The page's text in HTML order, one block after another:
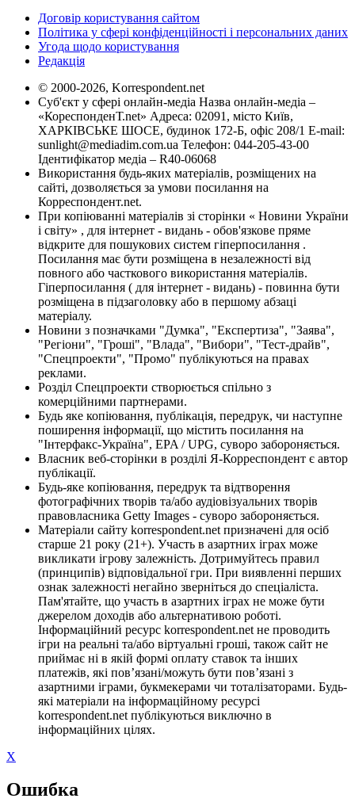
Договір користування сайтом
Політика у сфері конфіденційності і персональних даних
Угода щодо користування
Редакція
© 2000-2026, Korrespondent.net
Суб'єкт у сфері онлайн-медіа Назва онлайн-медіа –
«КореспонденТ.net» Адреса: 02091, місто Київ,
ХАРКІВСЬКЕ ШОСЕ, будинок 172-Б, офіс 208/1 E-mail:
sunlight@mediadim.com.ua Телефон: 044-205-43-00
Ідентифікатор медіа – R40-06068
Використання будь-яких матеріалів, розміщених на
сайті, дозволяється за умови посилання на
Корреспондент.net.
При копіюванні матеріалів зі сторінки « Новини України
і світу» , для інтернет - видань - обов'язкове пряме
відкрите для пошукових систем гіперпосилання .
Посилання має бути розміщена в незалежності від
повного або часткового використання матеріалів.
Гіперпосилання ( для інтернет - видань) - повинна бути
розміщена в підзаголовку або в першому абзаці
матеріалу.
Новини з позначками "Думка", "Експертиза", "Заява",
"Регіони", "Гроші", "Влада", "Вибори", "Тест-драйв",
"Спецпроекти", "Промо" публікуються на правах
реклами.
Розділ Спецпроекти створюється спільно з
комерційними партнерами.
Будь яке копіювання, публікація, передрук, чи наступне
поширення інформації, що містить посилання на
"Інтерфакс-Україна", EPA / UPG, суворо забороняється.
Власник веб-сторінки в розділі Я-Корреспондент є автор
публікації.
Будь-яке копіювання, передрук та відтворення
фотографічних творів та/або аудіовізуальних творів
правовласника Getty Images - суворо забороняється.
Матеріали сайту korrespondent.net призначені для осіб
старше 21 року (21+). Участь в азартних іграх може
викликати ігрову залежність. Дотримуйтесь правил
(принципів) відповідальної гри. При виявленні перших
ознак залежності негайно зверніться до спеціаліста.
Пам'ятайте, що участь в азартних іграх не може бути
джерелом доходів або альтернативою роботі.
Інформаційний ресурс korrespondent.net не проводить
ігри на реальні та/або віртуальні гроші, також сайт не
приймає ні в якій формі оплату ставок та інших
платежів, які пов’язані/можуть бути пов’язані з
азартними іграми, букмекерами чи тоталізаторами. Будь-
які матеріали на інформаційному ресурсі
korrespondent.net публікуються виключно в
інформаційних цілях.
X
Ошибка